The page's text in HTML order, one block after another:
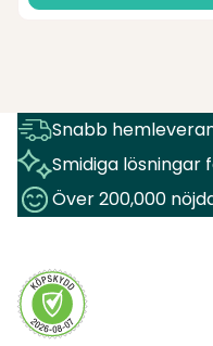
Snabb
Smidiga
Över 200,000